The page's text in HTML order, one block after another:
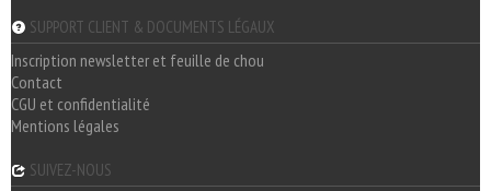
SUPPORT CLIENT & DOCUMENTS LÉGAUX
Inscription newsletter et feuille de chou
Contact
CGU et confidentialité
Mentions légales
SUIVEZ-NOUS